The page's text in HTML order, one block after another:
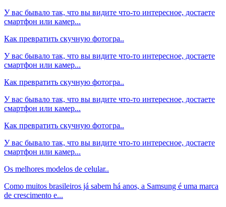
У вас бывало так, что вы видите что-то интересное, достаете
смартфон или камер...
Как превратить скучную фотогра..
У вас бывало так, что вы видите что-то интересное, достаете
смартфон или камер...
Как превратить скучную фотогра..
У вас бывало так, что вы видите что-то интересное, достаете
смартфон или камер...
Как превратить скучную фотогра..
У вас бывало так, что вы видите что-то интересное, достаете
смартфон или камер...
Os melhores modelos de celular..
Como muitos brasileiros já sabem há anos, a Samsung é uma marca
de crescimento e...